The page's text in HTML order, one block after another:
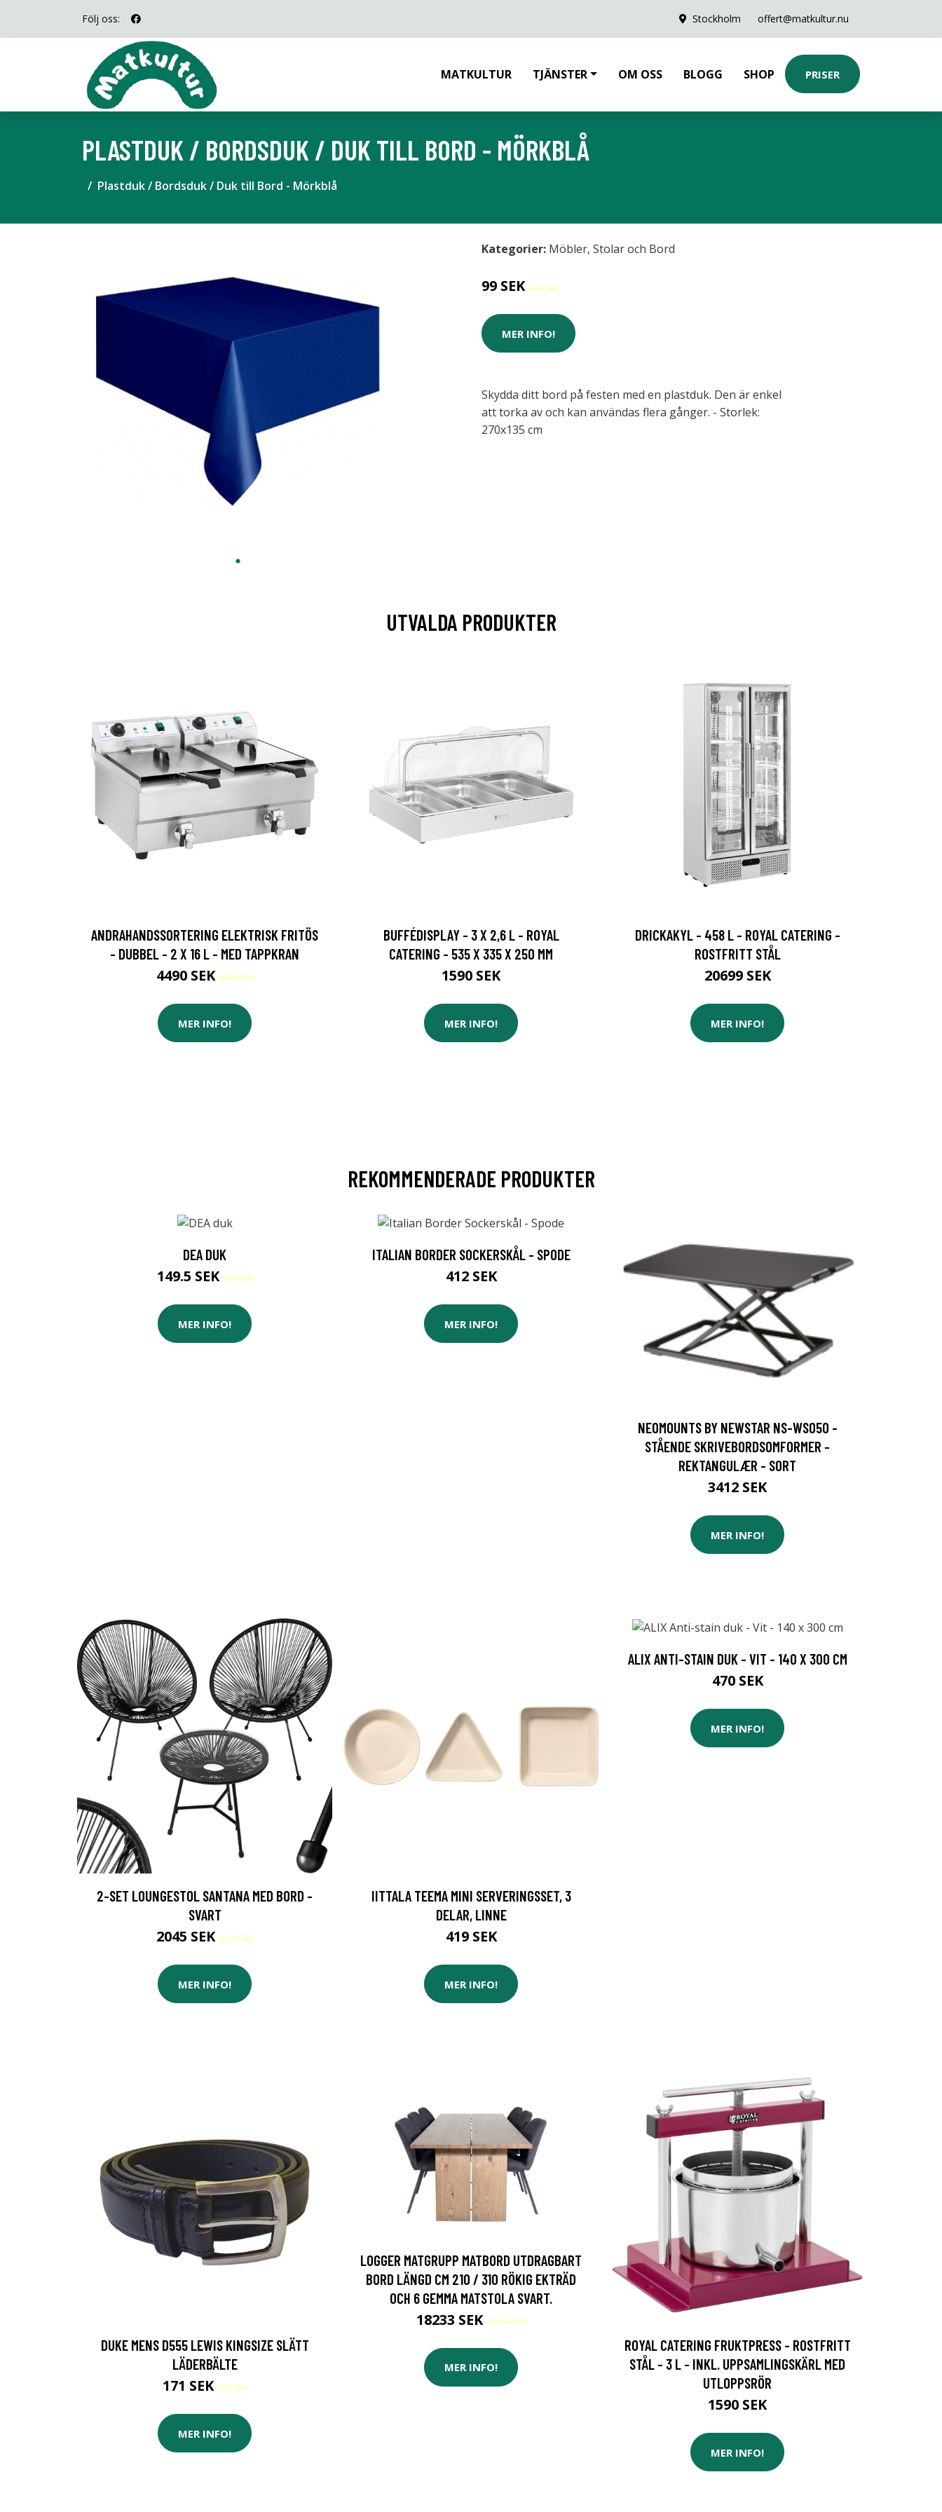
Följ oss: Stockholm offert@matkultur.nu
MATKULTUR TJÄNSTER OM OSS BLOGG SHOP PRISER
PLASTDUK / BORDSDUK / DUK TILL BORD - MÖRKBLÅ
Plastduk / Bordsduk / Duk till Bord - Mörkblå
Kategorier: Möbler, Stolar och Bord
99 SEK 149 SEK
MER INFO!
Skydda ditt bord på festen med en plastduk. Den är enkel
att torka av och kan användas flera gånger. - Storlek:
270x135 cm
UTVALDA PRODUKTER
ANDRAHANDSSORTERING ELEKTRISK FRITÖS
- DUBBEL - 2 X 16 L - MED TAPPKRAN
4490 SEK5499 SEK
MER INFO!
BUFFÉDISPLAY - 3 X 2,6 L - ROYAL
CATERING - 535 X 335 X 250 MM
1590 SEK
MER INFO!
DRICKAKYL - 458 L - ROYAL CATERING -
ROSTFRITT STÅL
20699 SEK
MER INFO!
REKOMMENDERADE PRODUKTER
DEA DUK
149.5 SEK299 SEK
MER INFO!
ITALIAN BORDER SOCKERSKÅL - SPODE
412 SEK
MER INFO!
NEOMOUNTS BY NEWSTAR NS-WS050 -
STÅENDE SKRIVEBORDSOMFORMER -
REKTANGULÆR - SORT
3412 SEK
MER INFO!
2-SET LOUNGESTOL SANTANA MED BORD -
SVART
2045 SEK3270 SEK
MER INFO!
IITTALA TEEMA MINI SERVERINGSSET, 3
DELAR, LINNE
419 SEK
MER INFO!
ALIX ANTI-STAIN DUK - VIT - 140 X 300 CM
470 SEK
MER INFO!
DUKE MENS D555 LEWIS KINGSIZE SLÄTT
LÄDERBÄLTE
171 SEK217 SEK
MER INFO!
LOGGER MATGRUPP MATBORD UTDRAGBART
BORD LÄNGD CM 210 / 310 RÖKIG EKTRÄD
OCH 6 GEMMA MATSTOLA SVART.
18233 SEK33150 SEK
MER INFO!
ROYAL CATERING FRUKTPRESS - ROSTFRITT
STÅL - 3 L - INKL. UPPSAMLINGSKÄRL MED
UTLOPPSRÖR
1590 SEK
MER INFO!